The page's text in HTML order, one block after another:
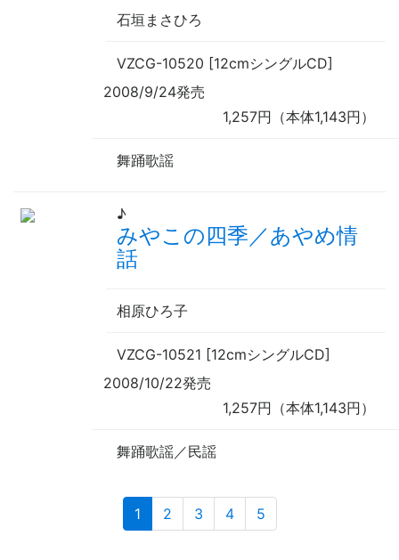
石垣まさひろ
VZCG-10520 [12cmシングルCD]
2008/9/24発売
1,257円（本体1,143円）
舞踊歌謡
♪
みやこの四季／あやめ情
話
相原ひろ子
VZCG-10521 [12cmシングルCD]
2008/10/22発売
1,257円（本体1,143円）
舞踊歌謡／民謡
1(current)
2 3 4 5